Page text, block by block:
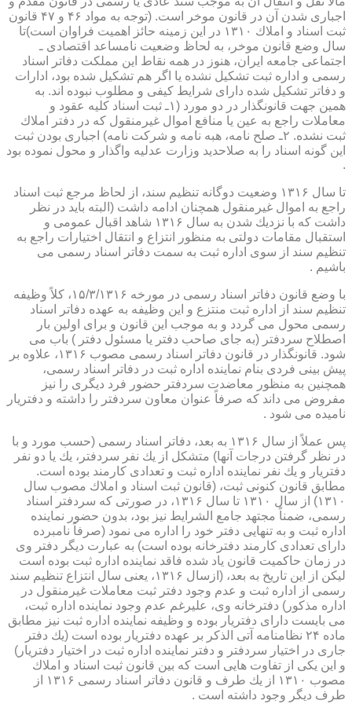
اجباری شدن آن در قانون موخر است. (توجه به مواد ۴۶ و ۴۷ قانون
ثبت اسناد و املاك ۱۳۱۰ در این زمینه حائز اهمیت فراوان است)تا
سال وضع قانون موخر، به لحاظ وضعیت نامساعد اقتصادی ـ
اجتماعی جامعه ایران، هنوز در همه نقاط این مملكت دفاتر اسناد
رسمی و اداره ثبت تشكیل نشده یا اگر هم تشكیل شده بود، ادارات
و دفاتر تشكیل شده دارای شرایط كیفی و مطلوب نبوده اند. به
همین جهت قانونگذار در دو مورد (۱ـ ثبت اسناد كلیه عقود و
معاملات راجع به عین یا منافع اموال غیرمنقول كه در دفتر املاك
ثبت نشده. ۲ـ صلح نامه، هبه نامه و شركت نامه) اجباری بودن ثبت
این گونه اسناد را به صلاحدید وزارت عدلیه واگذار و محول نموده بود
.
تا سال ۱۳۱۶ وضعیت دوگانه تنظیم سند، از لحاظ مرجع ثبت اسناد
راجع به اموال غیرمنقول همچنان ادامه داشت (البته باید در نظر
داشت كه با نزدیك شدن به سال ۱۳۱۶ شاهد اقبال عمومی و
استقبال مقامات دولتی به منظور انتزاع و انتقال اختیارات راجع به
تنظیم سند از سوی اداره ثبت به سمت دفاتر اسناد رسمی می
باشیم .
با وضع قانون دفاتر اسناد رسمی در مورخه ۱۵/۳/۱۳۱۶، كلاً وظیفه
تنظیم سند از اداره ثبت منتزع و این وظیفه به عهده دفاتر اسناد
رسمی محول می گردد و به موجب این قانون و برای اولین بار
اصطلاح سردفتر (به جای صاحب دفتر یا مسئول دفتر ) باب می
شود. قانونگذار در قانون دفاتر اسناد رسمی مصوب ۱۳۱۶، علاوه بر
پیش بینی فردی بنام نماینده اداره ثبت در دفاتر اسناد رسمی،
همچنین به منظور معاضدت سردفتر حضور فرد دیگری را نیز
مفروض می داند كه صرفاً عنوان معاون سردفتر را داشته و دفتریار
نامیده می شود .
پس عملاً از سال ۱۳۱۶ به بعد، دفاتر اسناد رسمی (حسب مورد و با
در نظر گرفتن درجات آنها) متشكل از یك نفر سردفتر، یك یا دو نفر
دفتریار و یك نفر نماینده اداره ثبت و تعدادی كارمند بوده است.
مطابق قانون كنونی ثبت، (قانون ثبت اسناد و املاك مصوب سال
۱۳۱۰) از سال ۱۳۱۰ تا سال ۱۳۱۶، در صورتی كه سردفتر اسناد
رسمی، ضمناً مجتهد جامع الشرایط نیز بود، بدون حضور نماینده
اداره ثبت و به تنهایی دفتر خود را اداره می نمود (صرفاً نامبرده
دارای تعدادی كارمند دفترخانه بوده است) به عبارت دیگر دفتر وی
در زمان حاكمیت قانون یاد شده فاقد نماینده اداره ثبت بوده است
لیكن از این تاریخ به بعد، (ازسال ۱۳۱۶، یعنی سال انتزاع تنظیم سند
رسمی از اداره ثبت و عدم وجود دفتر ثبت معاملات غیرمنقول در
اداره مذكور) دفترخانه وی، علیرغم عدم وجود نماینده اداره ثبت،
می بایست دارای دفتریار بوده و وظیفه نماینده اداره ثبت نیز مطابق
ماده ۲۴ نظامنامه آتی الذكر بر عهده دفتریار بوده است (یك دفتر
جاری در اختیار سردفتر و دفتر نماینده اداره ثبت در اختیار دفتریار)
و این یكی از تفاوت هایی است كه بین قانون ثبت اسناد و املاك
مصوب ۱۳۱۰ از یك طرف و قانون دفاتر اسناد رسمی ۱۳۱۶ از
طرف دیگر وجود داشته است .